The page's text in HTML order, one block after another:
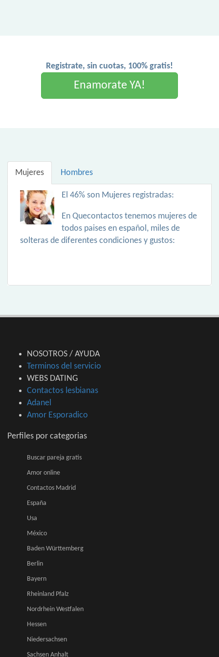
Registrate, sin cuotas, 100% gratis!
Enamorate YA!
Mujeres Hombres
El 46% son Mujeres registradas:
En Quecontactos tenemos mujeres de
todos paises en español, miles de
solteras de diferentes condiciones y gustos:
NOSOTROS / AYUDA
Terminos del servicio
WEBS DATING
Contactos lesbianas
Adanel
Amor Esporadico
Perfiles por categorias
Buscar pareja gratis
Amor online
Contactos Madrid
España
Usa
México
Baden Württemberg
Berlin
Bayern
Rheinland Pfalz
Nordrhein Westfalen
Hessen
Niedersachsen
Sachsen Anhalt